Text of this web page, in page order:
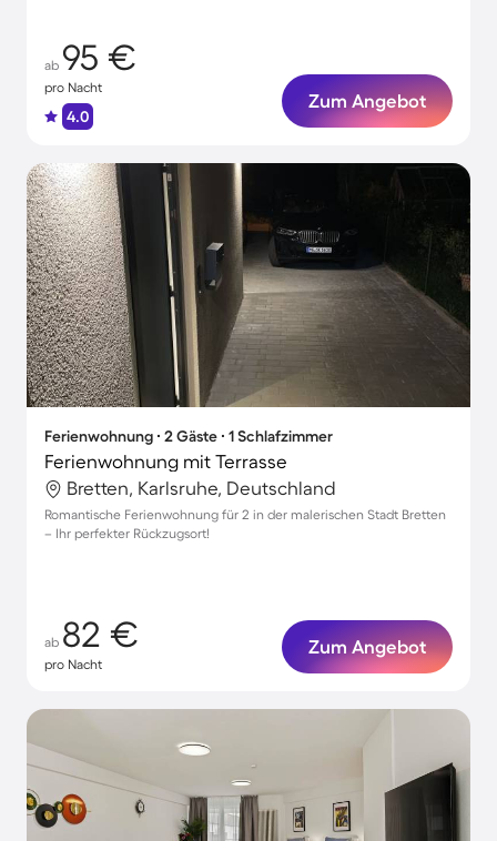
ab 95 €
pro Nacht
4.0
Zum Angebot
Ferienwohnung ∙ 2 Gäste ∙ 1 Schlafzimmer
Ferienwohnung mit Terrasse
Bretten, Karlsruhe, Deutschland
Romantische Ferienwohnung für 2 in der malerischen Stadt Bretten
– Ihr perfekter Rückzugsort!
ab 82 €
pro Nacht
Zum Angebot